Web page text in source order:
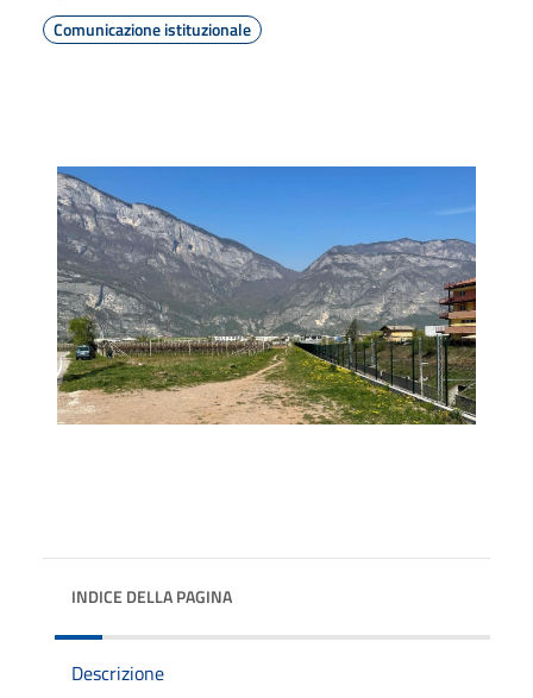
Comunicazione istituzionale
INDICE DELLA PAGINA
Descrizione